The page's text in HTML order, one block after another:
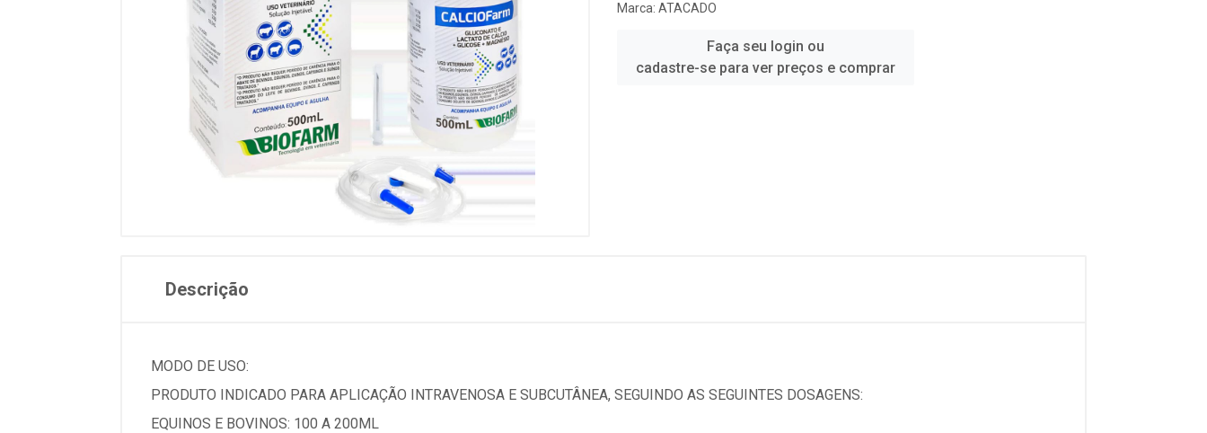
Marca: ATACADO
Faça seu login ou
cadastre-se para ver preços e comprar
Descrição
MODO DE USO:
PRODUTO INDICADO PARA APLICAÇÃO INTRAVENOSA E SUBCUTÂNEA, SEGUINDO AS SEGUINTES DOSAGENS:
EQUINOS E BOVINOS: 100 A 200ML